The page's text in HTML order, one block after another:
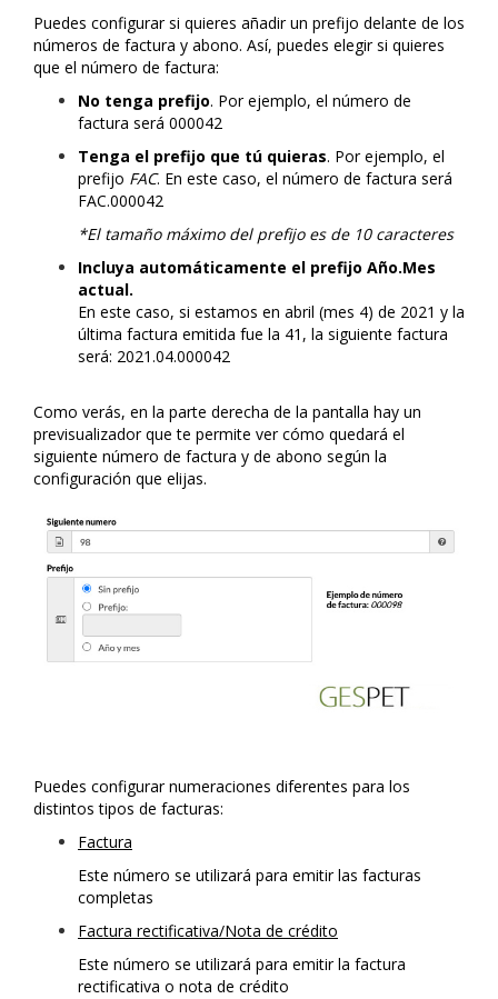
Puedes configurar si quieres añadir un prefijo delante de los
números de factura y abono. Así, puedes elegir si quieres
que el número de factura:
No tenga prefijo. Por ejemplo, el número de
factura será 000042
Tenga el prefijo que tú quieras. Por ejemplo, el
prefijo FAC. En este caso, el número de factura será
FAC.000042
*El tamaño máximo del prefijo es de 10 caracteres
Incluya automáticamente el prefijo Año.Mes
actual.
En este caso, si estamos en abril (mes 4) de 2021 y la
última factura emitida fue la 41, la siguiente factura
será: 2021.04.000042
Como verás, en la parte derecha de la pantalla hay un
previsualizador que te permite ver cómo quedará el
siguiente número de factura y de abono según la
configuración que elijas.
Puedes configurar numeraciones diferentes para los
distintos tipos de facturas:
Factura
Este número se utilizará para emitir las facturas
completas
Factura rectificativa/Nota de crédito
Este número se utilizará para emitir la factura
rectificativa o nota de crédito